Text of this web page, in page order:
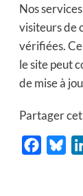
Nos
visiteurs de
vérifiées.
le site peut
de mise à
Partager